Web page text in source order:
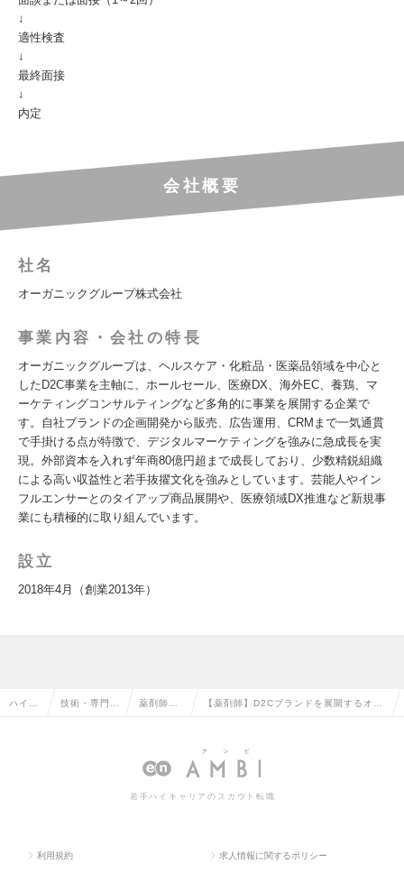
↓
適性検査
↓
最終面接
↓
内定
会社概要
社名
オーガニックグループ株式会社
事業内容・会社の特長
オーガニックグループは、ヘルスケア・化粧品・医薬品領域を中心と
したD2C事業を主軸に、ホールセール、医療DX、海外EC、養鶏、マ
ーケティングコンサルティングなど多角的に事業を展開する企業で
す。自社ブランドの企画開発から販売、広告運用、CRMまで一気通貫
で手掛ける点が特徴で、デジタルマーケティングを強みに急成長を実
現。外部資本を入れず年商80億円超まで成長しており、少数精鋭組織
による高い収益性と若手抜擢文化を強みとしています。芸能人やイン
フルエンサーとのタイアップ商品展開や、医療領域DX推進など新規事
業にも積極的に取り組んでいます。
設立
2018年4月（創業2013年）
ハイク 技術・専門職 薬剤師・
護師の転
【薬剤師】D2Cブランドを展開するオー
質保証・安全管理を担当の求人情報
若手ハイキャリアのスカウト転職
利用規約 求人情報に関するポリシー